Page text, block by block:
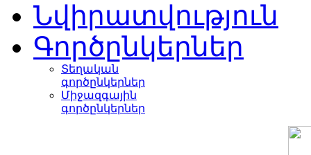
Նվիրատվություն
Գործընկերներ
Տեղական
գործընկերներ
Միջազգային
գործընկերներ